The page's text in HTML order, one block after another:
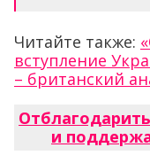
Читайте также:
вступление
– британский
и